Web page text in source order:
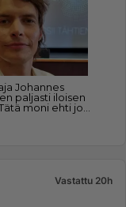
Vastattu 20h